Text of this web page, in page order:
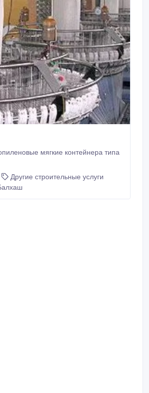
мягкие контейнера типа
Другие строительные услуги